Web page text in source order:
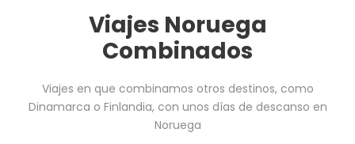
Viajes Noruega
Combinados
Viajes en que combinamos otros destinos, como
Dinamarca o Finlandia, con unos días de descanso en
Noruega